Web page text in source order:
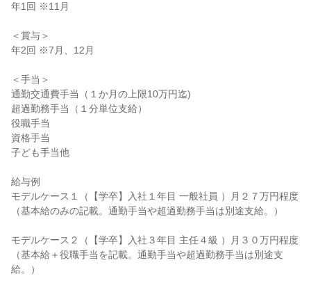
年1回 ※11月
＜賞与＞
年2回 ※7月、12月
＜手当＞
通勤交通費手当（１か月の上限10万円迄)
超過勤務手当（１分単位支給）
役職手当
資格手当
子ども手当他
給与例
モデルケース１（【学卒】入社１年目 一般社員 ）月２７万円程度
（基本給のみの記載。通勤手当や超過勤務手当は別途支給。）
モデルケース２（【学卒】入社３年目 主任４級 ）月３０万円程度
（基本給＋役職手当を記載。通勤手当や超過勤務手当は別途支
給。）